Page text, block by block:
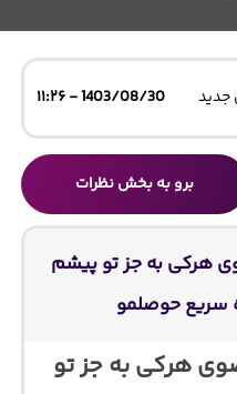
1403/08/30 - ۱۱:۲۶
برو به بخش نظرات
هرکی به جز تو پیشم
سریع حوصلمو
هرکی به جز تو